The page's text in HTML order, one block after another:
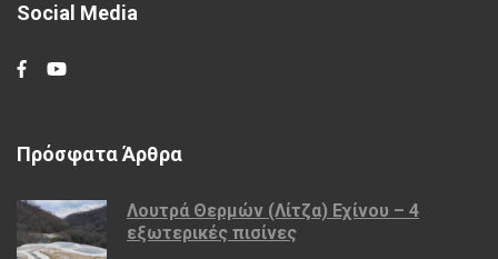
Social Media
Πρόσφατα Άρθρα
Λουτρά Θερμών (Λίτζα) Εχίνου – 4
εξωτερικές πισίνες